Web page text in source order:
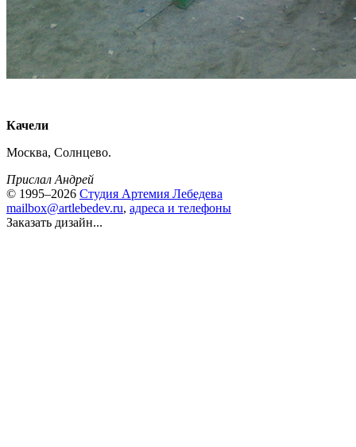
Качели
Москва, Солнцево.
Прислал Андрей
© 1995–2026 Студия Артемия Лебедева
mailbox@artlebedev.ru, адреса и телефоны
Заказать дизайн...